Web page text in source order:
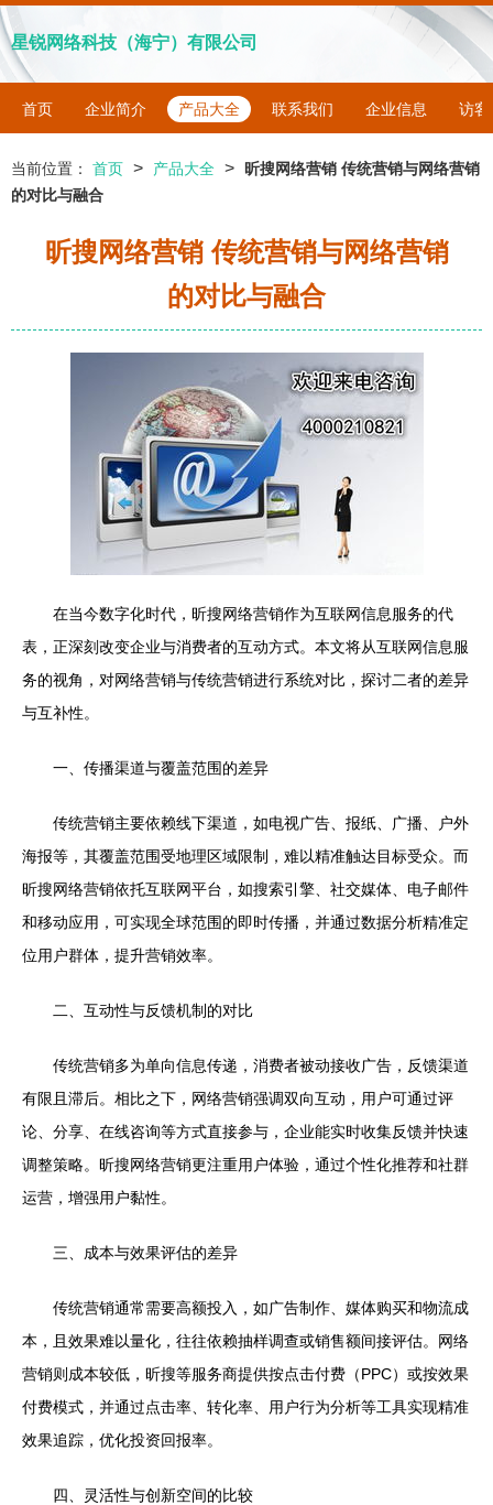
星锐网络科技（海宁）有限公司
首页 企业简介 产品大全 联系我们 企业信息 访客
当前位置： 首页 > 产品大全 >
昕搜网络营销 传统营销与网络营销
的对比与融合
昕搜网络营销 传统营销与网络营销
的对比与融合
在当今数字化时代，昕搜网络营销作为互联网信息服务的代
表，正深刻改变企业与消费者的互动方式。本文将从互联网信息服
务的视角，对网络营销与传统营销进行系统对比，探讨二者的差异
与互补性。
一、传播渠道与覆盖范围的差异
传统营销主要依赖线下渠道，如电视广告、报纸、广播、户外
海报等，其覆盖范围受地理区域限制，难以精准触达目标受众。而
昕搜网络营销依托互联网平台，如搜索引擎、社交媒体、电子邮件
和移动应用，可实现全球范围的即时传播，并通过数据分析精准定
位用户群体，提升营销效率。
二、互动性与反馈机制的对比
传统营销多为单向信息传递，消费者被动接收广告，反馈渠道
有限且滞后。相比之下，网络营销强调双向互动，用户可通过评
论、分享、在线咨询等方式直接参与，企业能实时收集反馈并快速
调整策略。昕搜网络营销更注重用户体验，通过个性化推荐和社群
运营，增强用户黏性。
三、成本与效果评估的差异
传统营销通常需要高额投入，如广告制作、媒体购买和物流成
本，且效果难以量化，往往依赖抽样调查或销售额间接评估。网络
营销则成本较低，昕搜等服务商提供按点击付费（PPC）或按效果
付费模式，并通过点击率、转化率、用户行为分析等工具实现精准
效果追踪，优化投资回报率。
四、灵活性与创新空间的比较